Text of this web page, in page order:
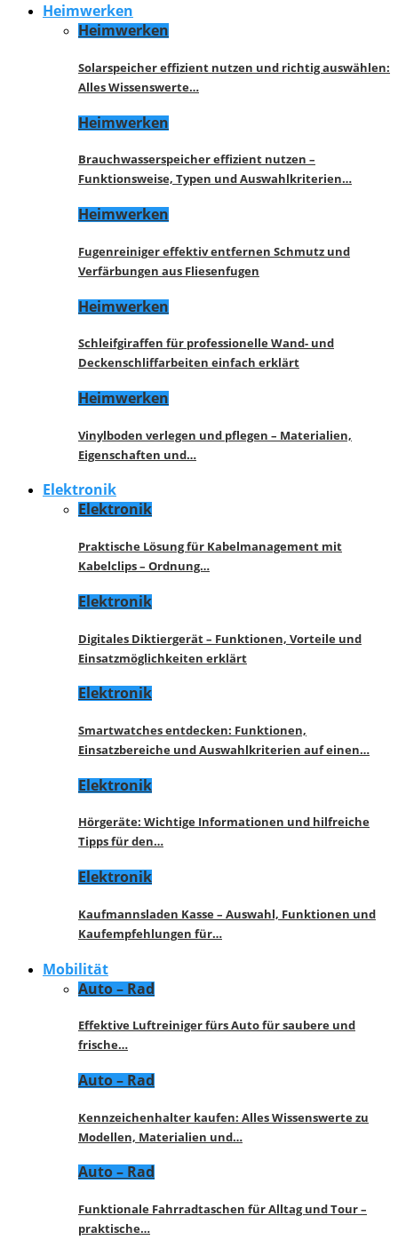
Heimwerken
Heimwerken
Solarspeicher effizient nutzen und richtig auswählen:
Alles Wissenswerte…
Heimwerken
Brauchwasserspeicher effizient nutzen –
Funktionsweise, Typen und Auswahlkriterien…
Heimwerken
Fugenreiniger effektiv entfernen Schmutz und
Verfärbungen aus Fliesenfugen
Heimwerken
Schleifgiraffen für professionelle Wand- und
Deckenschliffarbeiten einfach erklärt
Heimwerken
Vinylboden verlegen und pflegen – Materialien,
Eigenschaften und…
Elektronik
Elektronik
Praktische Lösung für Kabelmanagement mit
Kabelclips – Ordnung…
Elektronik
Digitales Diktiergerät – Funktionen, Vorteile und
Einsatzmöglichkeiten erklärt
Elektronik
Smartwatches entdecken: Funktionen,
Einsatzbereiche und Auswahlkriterien auf einen…
Elektronik
Hörgeräte: Wichtige Informationen und hilfreiche
Tipps für den…
Elektronik
Kaufmannsladen Kasse – Auswahl, Funktionen und
Kaufempfehlungen für…
Mobilität
Auto – Rad
Effektive Luftreiniger fürs Auto für saubere und
frische…
Auto – Rad
Kennzeichenhalter kaufen: Alles Wissenswerte zu
Modellen, Materialien und…
Auto – Rad
Funktionale Fahrradtaschen für Alltag und Tour –
praktische…